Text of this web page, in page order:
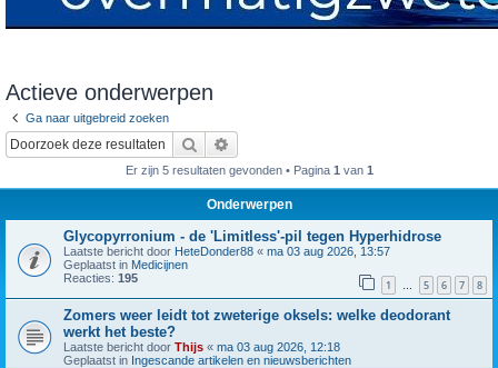
Actieve onderwerpen
Ga naar uitgebreid zoeken
Zoek
Er zijn 5 resultaten gevonden • Pagina 1 van 1
Onderwerpen
Glycopyrronium - de 'Limitless'-pil tegen Hyperhidrose
Laatste bericht door HeteDonder88 « ma 03 aug 2026, 13:57
Geplaatst in Medicijnen
Reacties: 195 1 … 5 6 7 8
Zomers weer leidt tot zweterige oksels: welke deodorant
werkt het beste?
Laatste bericht door Thijs « ma 03 aug 2026, 12:18
Geplaatst in Ingescande artikelen en nieuwsberichten